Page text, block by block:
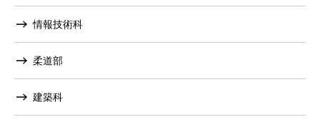
情報技術科
柔道部
建築科